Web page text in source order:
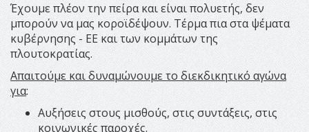
Έχουμε πλέον την πείρα και είναι πολυετής, δεν
μπορούν να μας κοροϊδέψουν. Τέρμα πια στα ψέματα
κυβέρνησης - ΕΕ και των κομμάτων της
πλουτοκρατίας.
Απαιτούμε και δυναμώνουμε το διεκδικητικό αγώνα
για:
Αυξήσεις στους μισθούς, στις συντάξεις, στις
κοινωνικές παροχές.